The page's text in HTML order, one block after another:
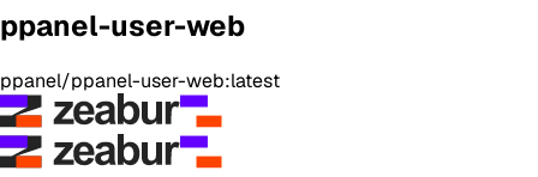
ppanel-user-web
ppanel/ppanel-user-web:latest